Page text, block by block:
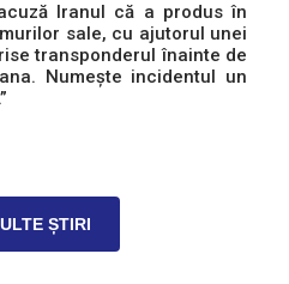
Iranul că a produs în
sale, cu ajutorul unei
transponderul înainte de
Numește incidentul un
ȘTIRI